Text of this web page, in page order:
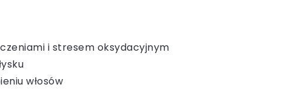
i stresem oksydacyjnym
włosów